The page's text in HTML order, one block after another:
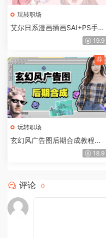
玩转职场
艾尔日系漫画插画SAI+PS手绘
19.9
玩转职场
玄幻风广告图后期合成教程：
广告拼创意，创意靠合成
18.9
荐
评论 0